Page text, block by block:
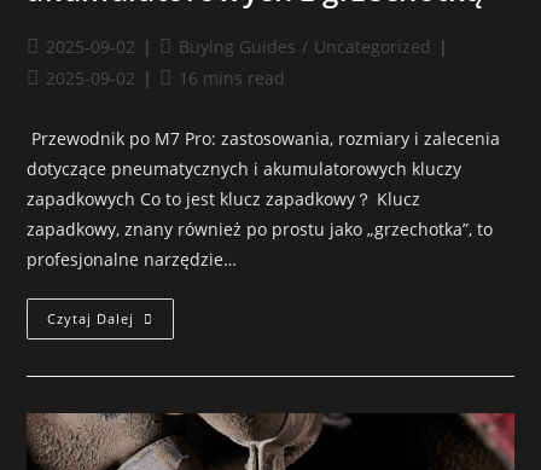
2025-09-02 Buying Guides / Uncategorized
2025-09-02
16 mins read
Przewodnik po M7 Pro: zastosowania, rozmiary i zalecenia
dotyczące pneumatycznych i akumulatorowych kluczy
zapadkowych Co to jest klucz zapadkowy？ Klucz
zapadkowy, znany również po prostu jako „grzechotka”, to
profesjonalne narzędzie…
Czytaj Dalej